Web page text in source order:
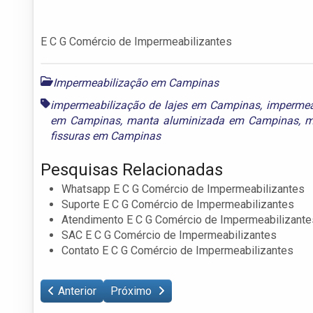
E C G Comércio de Impermeabilizantes
Impermeabilização em Campinas
impermeabilização de lajes em Campinas,
em Campinas, manta aluminizada em Campinas,
fissuras em Campinas
Pesquisas Relacionadas
Whatsapp E C G Comércio de Impermeabilizantes
Suporte E C G Comércio de Impermeabilizantes
Atendimento E C G Comércio de
SAC E C G Comércio de Impermeabilizantes
Contato E C G Comércio de Impermeabilizantes
Anterior Próximo